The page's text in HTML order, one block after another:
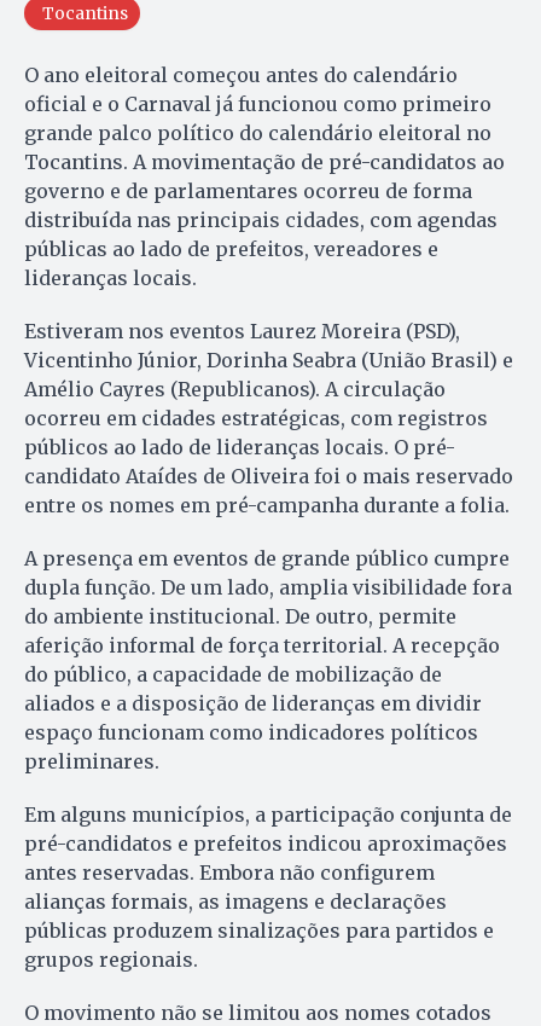
Tocantins
O ano eleitoral começou antes do calendário
oficial e o Carnaval já funcionou como primeiro
grande palco político do calendário eleitoral no
Tocantins. A movimentação de pré-candidatos ao
governo e de parlamentares ocorreu de forma
distribuída nas principais cidades, com agendas
públicas ao lado de prefeitos, vereadores e
lideranças locais.
Estiveram nos eventos Laurez Moreira (PSD),
Vicentinho Júnior, Dorinha Seabra (União Brasil) e
Amélio Cayres (Republicanos). A circulação
ocorreu em cidades estratégicas, com registros
públicos ao lado de lideranças locais. O pré-
candidato Ataídes de Oliveira foi o mais reservado
entre os nomes em pré-campanha durante a folia.
A presença em eventos de grande público cumpre
dupla função. De um lado, amplia visibilidade fora
do ambiente institucional. De outro, permite
aferição informal de força territorial. A recepção
do público, a capacidade de mobilização de
aliados e a disposição de lideranças em dividir
espaço funcionam como indicadores políticos
preliminares.
Em alguns municípios, a participação conjunta de
pré-candidatos e prefeitos indicou aproximações
antes reservadas. Embora não configurem
alianças formais, as imagens e declarações
públicas produzem sinalizações para partidos e
grupos regionais.
O movimento não se limitou aos nomes cotados